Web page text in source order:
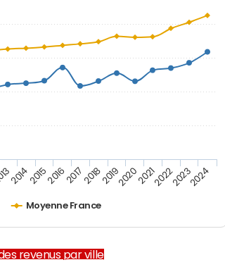
Moyenne France
20142015201620172018201920202021202220232024
revenus par ville